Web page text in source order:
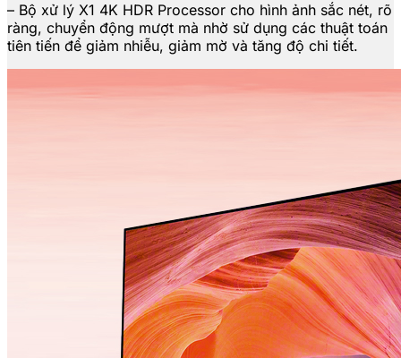
– Bộ xử lý X1 4K HDR Processor cho hình ảnh sắc nét, rõ
ràng, chuyển động mượt mà nhờ sử dụng các thuật toán
tiên tiến để giảm nhiễu, giảm mờ và tăng độ chi tiết.